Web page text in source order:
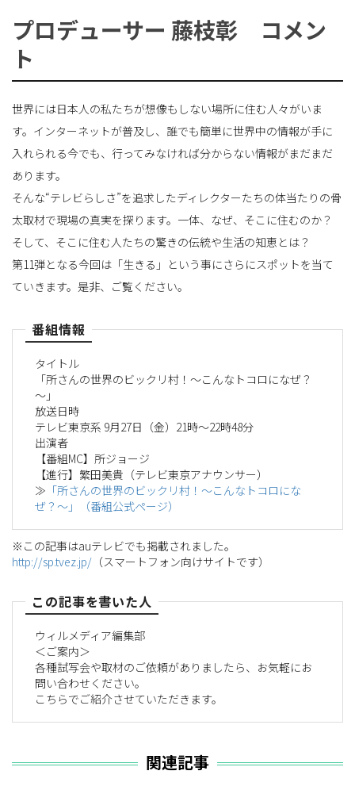
プロデューサー 藤枝彰 コメン
ト
世界には日本人の私たちが想像もしない場所に住む人々がいま
す。インターネットが普及し、誰でも簡単に世界中の情報が手に
入れられる今でも、行ってみなければ分からない情報がまだまだ
あります。
そんな“テレビらしさ”を追求したディレクターたちの体当たりの骨
太取材で現場の真実を探ります。一体、なぜ、そこに住むのか？
そして、そこに住む人たちの驚きの伝統や生活の知恵とは？
第11弾となる今回は「生きる」という事にさらにスポットを当て
ていきます。是非、ご覧ください。
番組情報
タイトル
「所さんの世界のビックリ村！～こんなトコロになぜ？
～」
放送日時
テレビ東京系 9月27日（金）21時～22時48分
出演者
【番組MC】所ジョージ
【進行】繁田美貴（テレビ東京アナウンサー）
≫ 「所さんの世界のビックリ村！～こんなトコロにな
ぜ？～」（番組公式ページ）
※この記事はauテレビでも掲載されました。
http://sp.tvez.jp/ （スマートフォン向けサイトです）
この記事を書いた人
ウィルメディア編集部
＜ご案内＞
各種試写会や取材のご依頼がありましたら、お気軽にお
問い合わせください。
こちらでご紹介させていただきます。
関連記事